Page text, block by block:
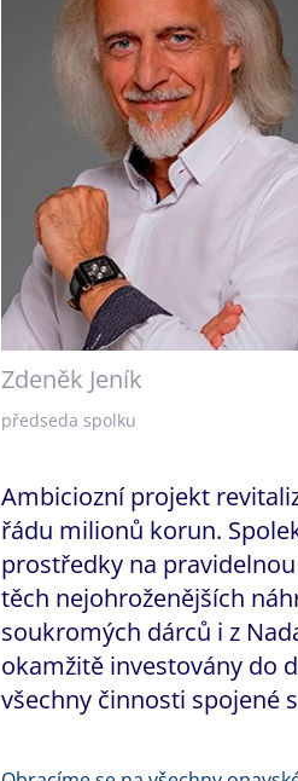
Zdeněk Jeník
předseda spolku
Ambiciozní projekt
řádu milionů korun.
prostředky na
těch nejohroženějších
soukromých dárců i z
okamžitě investovány do
všechny činnosti spojené